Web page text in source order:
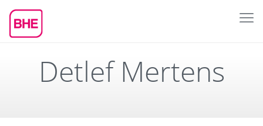
Detlef Mertens